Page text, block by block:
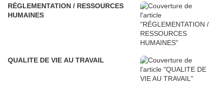
RÉGLEMENTATION / RESSOURCES
HUMAINES
QUALITE DE VIE AU TRAVAIL